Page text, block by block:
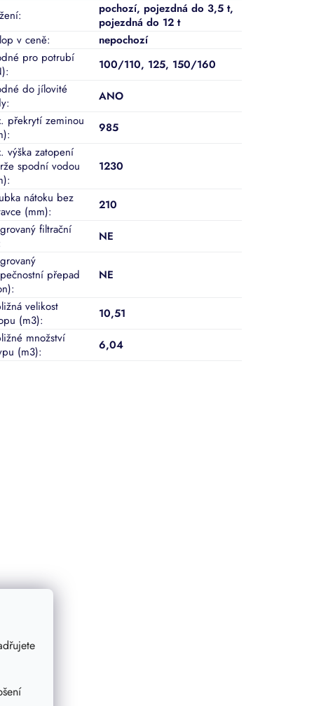
: pochozí, pojezdná do 3,5 t,
pojezdná do 12 t
v ceně:
nepochozí
pro potrubí
: 100/110, 125, 150/160
do jílovité
:
ANO
překrytí zeminou
:
985
výška zatopení
spodní vodou
:
1230
nátoku bez
(mm):
210
filtrační
NE
přepad
:
NE
velikost
(m3):
10,51
množství
(m3): 6,04